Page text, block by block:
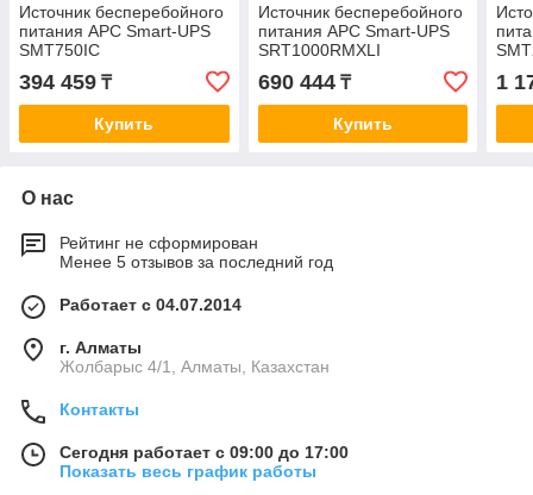
Источник бесперебойного
питания APC Smart-UPS
SMT750IC
394 459 ₸
Купить
Источник бесперебойного
питания APC Smart-UPS
SRT1000RMXLI
690 444₸
Купить
1
О нас
Рейтинг не сформирован
Менее 5 отзывов за последний год
Работает с 04.07.2014
г. Алматы
Жолбарыс 4/1, Алматы, Казахстан
Контакты
Сегодня работает с 09:00 до 17:00
Показать весь график работы